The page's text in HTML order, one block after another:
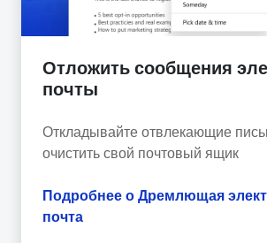
Отложить сообщения
почты
Откладывайте отвлекающие
очистить свой почтовый ящик
Подробнее о Дремлющая
почта